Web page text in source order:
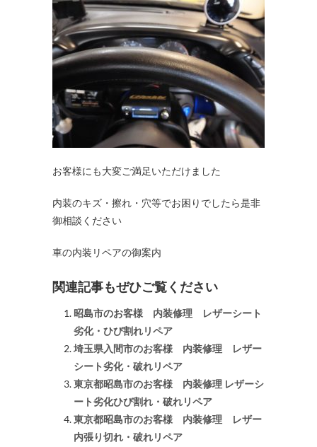
お客様にも大変ご満足いただけました
内装のキズ・擦れ・穴等でお困りでしたら是非
御相談ください
車の内装リペアの御案内
関連記事もぜひご覧ください
昭島市のお客様 内装修理 レザーシート
劣化・ひび割れリペア
埼玉県入間市のお客様 内装修理 レザー
シート劣化・破れリペア
東京都昭島市のお客様 内装修理 レザーシ
ート劣化ひび割れ・破れリペア
東京都昭島市のお客様 内装修理 レザー
内張り切れ・破れリペア